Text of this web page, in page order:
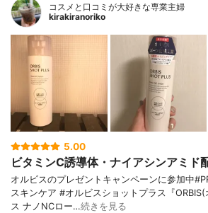
コスメと口コミが大好きな専業主婦
kirakiranoriko
5.00
ビタミンC誘導体・ナイアシンアミド
オルビスのプレゼントキャンペーンに参加中
スキンケア #オルビスショットプラス『
ス ナノNCロー…続きを見る